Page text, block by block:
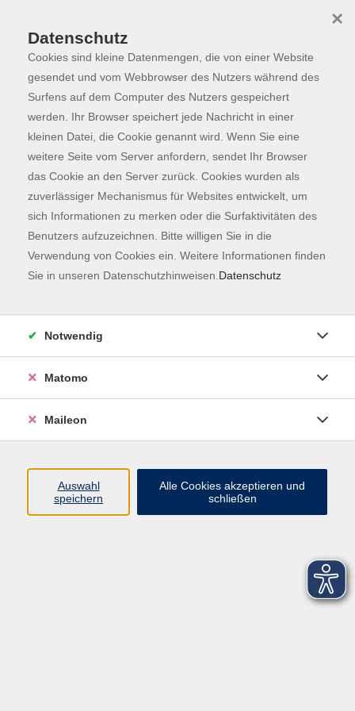
Skip to main content
Programm
Der Kurs konnte nicht gefunden werden.
Kontaktformular
Impressum
AGB
Datenschutzerklärung
Datenschutz
Cookies sind kleine Datenmengen, die von einer Website
gesendet und vom Webbrowser des Nutzers während des
Surfens auf dem Computer des Nutzers gespeichert
werden. Ihr Browser speichert jede Nachricht in einer
kleinen Datei, die Cookie genannt wird. Wenn Sie eine
weitere Seite vom Server anfordern, sendet Ihr Browser
das Cookie an den Server zurück. Cookies wurden als
zuverlässiger Mechanismus für Websites entwickelt, um
sich Informationen zu merken oder die Surfaktivitäten des
Benutzers aufzuzeichnen. Bitte willigen Sie in die
Verwendung von Cookies ein. Weitere Informationen finden
Sie in unseren Datenschutzhinweisen. Datenschutz
×
Notwendig
Matomo
Maileon
Auswahl
speichern
Alle Cookies akzeptieren und
schließen